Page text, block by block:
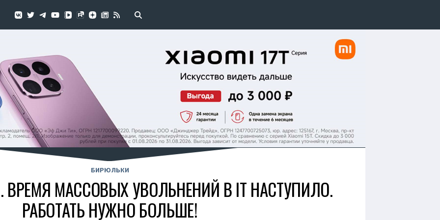
БИРЮЛЬКИ
МАССОВЫХ УВОЛЬНЕНИЙ В IT НАСТУПИЛО.
РАБОТАТЬ НУЖНО БОЛЬШЕ!